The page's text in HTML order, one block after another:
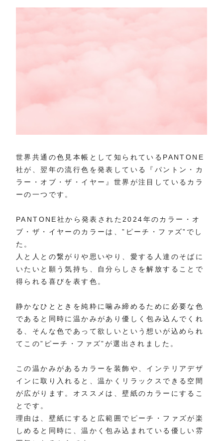
世界共通の色見本帳として知られているPANTONE
社が、翌年の流行色を発表している『パントン・カ
ラー・オブ・ザ・イヤー』世界が注目しているカラ
ーの一つです。
PANTONE社から発表された2024年のカラー・オ
ブ・ザ・イヤーのカラーは、”ピーチ・ファズ”でし
た。
人と人との繋がりや思いやり、愛する人達のそばに
いたいと願う気持ち、自分らしさを解放することで
得られる喜びを表す色。
静かなひとときを純粋に噛み締めるために必要な色
であると同時に温かみがあり優しく包み込んでくれ
る、そんな色であって欲しいという想いが込められ
てこの”ピーチ・ファズ”が選出されました。
この温かみがあるカラーを装飾や、インテリアデザ
インに取り入れると、温かくリラックスできる空間
が広がります。オススメは、壁紙のカラーにするこ
とです。
理由は、壁紙にすると広範囲でピーチ・ファズが楽
しめると同時に、温かく包み込まれている優しい雰